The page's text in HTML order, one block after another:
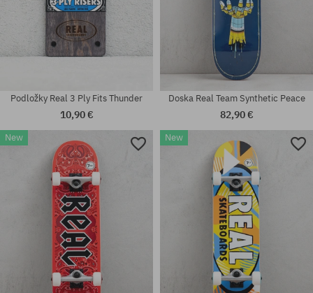
Dostupné veľkosti:
Dostupné veľkosti:
Podložky Real 3 Ply Fits Thunder
10,90 €
Doska Real Team Synthetic Peace
82,90 €
New New